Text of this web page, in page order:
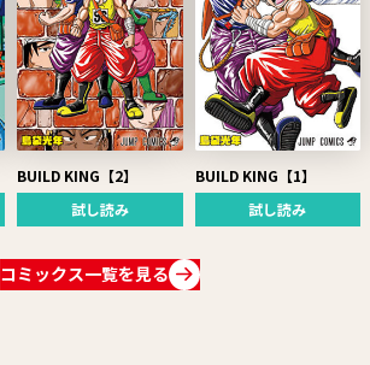
BUILD KING【2】
試し読み
BUILD KING【1】
試し読み
コミックス一覧を見る